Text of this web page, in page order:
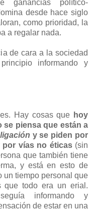
ganancias político-
desde hace siglo
como prioridad, la
a regalar nada.
de cara a la sociedad
informando y
Hay cosas que hoy
se piensa que están a
y se piden por
por vías no éticas(sin
que también tiene
y está en esto de
un tiempo personal que
que todo era un erial.
informando y
de estar en una